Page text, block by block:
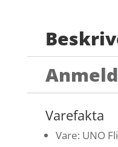
Varefakta
Vare: UNO